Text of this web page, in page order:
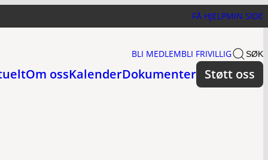
FÅ HJELPMIN SIDE
BLI MEDLEMBLI FRIVILLIG SØK
Om ossKalenderDokumenter Støtt oss